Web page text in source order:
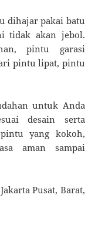
dihajar pakai batu
tidak akan jebol.
pintu garasi
pintu lipat, pintu
untuk Anda
desain serta
yang kokoh,
aman sampai
Pusat, Barat,